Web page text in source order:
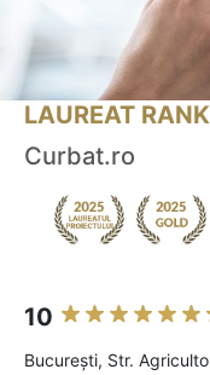
LAUREAT
Curbat.ro
10
Bucureşti, Str.